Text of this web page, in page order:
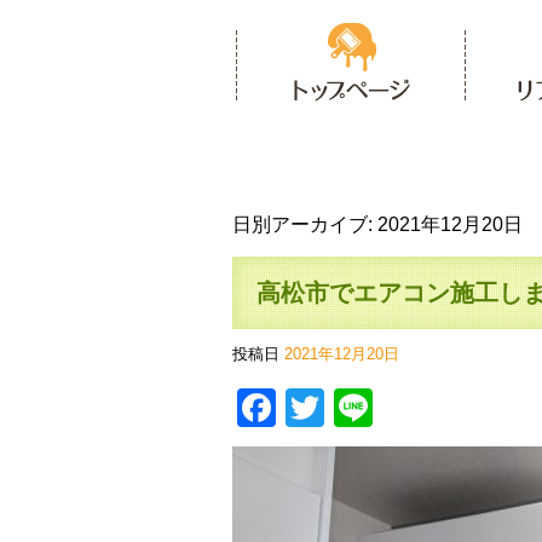
日別アーカイブ: 2021年12月20日
高松市でエアコン施工し
投稿日 2021年12月20日
Facebook
Twitter